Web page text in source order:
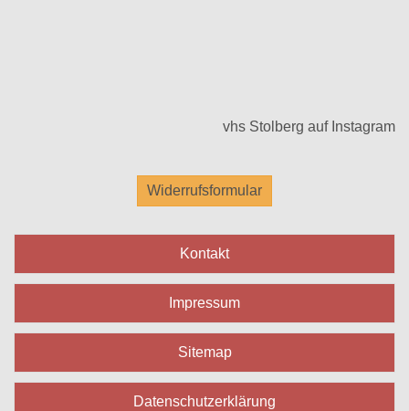
vhs Stolberg auf Instagram
Widerrufsformular
Kontakt
Impressum
Sitemap
Datenschutzerklärung